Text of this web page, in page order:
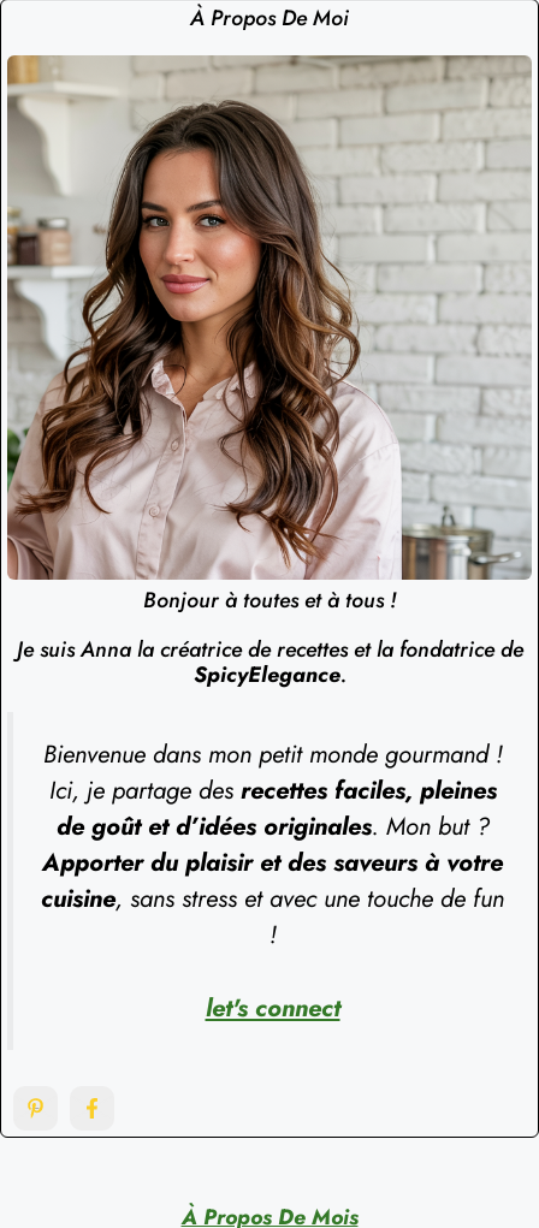
À Propos De Moi
Bonjour à toutes et à tous !
Je suis Anna la créatrice de recettes et la fondatrice de
SpicyElegance.
Bienvenue dans mon petit monde gourmand !
Ici, je partage des recettes faciles, pleines
de goût et d’idées originales. Mon but ?
Apporter du plaisir et des saveurs à votre
cuisine, sans stress et avec une touche de fun
!
let's connect
À Propos De Mois